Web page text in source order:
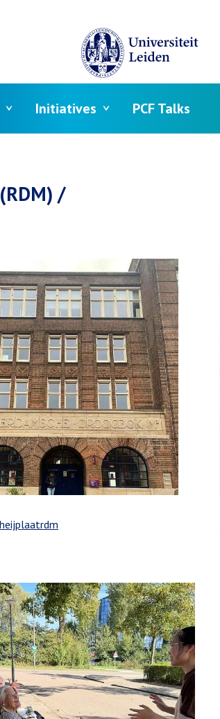
Initiatives PCF Talks
/